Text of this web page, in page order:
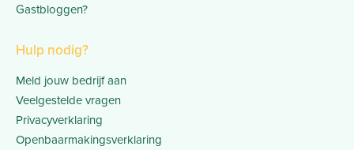
Gastbloggen?
Hulp nodig?
Meld jouw bedrijf aan
Veelgestelde vragen
Privacyverklaring
Openbaarmakingsverklaring